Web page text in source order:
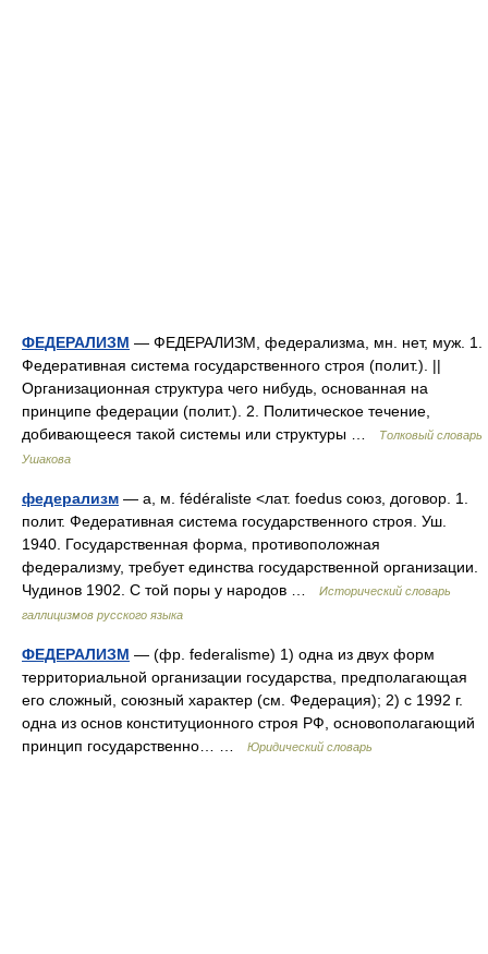
ФЕДЕРАЛИЗМ — ФЕДЕРАЛИЗМ, федерализма, мн. нет, муж. 1.
Федеративная система государственного строя (полит.). ||
Организационная структура чего нибудь, основанная на
принципе федерации (полит.). 2. Политическое течение,
добивающееся такой системы или структуры …
Толковый словарь
Ушакова
федерализм — а, м. fédéraliste <лат. foedus союз, договор. 1.
полит. Федеративная система государственного строя. Уш.
1940. Государственная форма, противоположная
федерализму, требует единства государственной организации.
Чудинов 1902. С той поры у народов …
Исторический словарь
галлицизмов русского языка
ФЕДЕРАЛИЗМ — (фр. federalisme) 1) одна из двух форм
территориальной организации государства, предполагающая
его сложный, союзный характер (см. Федерация); 2) с 1992 г.
одна из основ конституционного строя РФ, основополагающий
принцип государственно… …
Юридический словарь